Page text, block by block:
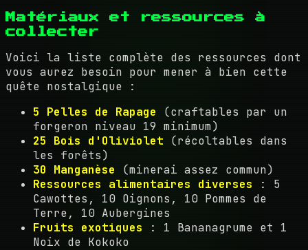
Matériaux et ressources à
collecter
Voici la liste complète des ressources dont
vous aurez besoin pour mener à bien cette
quête nostalgique :
5 Pelles de Rapage (craftables par un
forgeron niveau 19 minimum)
25 Bois d'Oliviolet (récoltables dans
les forêts)
30 Manganèse (minerai assez commun)
Ressources alimentaires diverses : 5
Cawottes, 10 Oignons, 10 Pommes de
Terre, 10 Aubergines
Fruits exotiques : 1 Bananagrume et 1
Noix de Kokoko